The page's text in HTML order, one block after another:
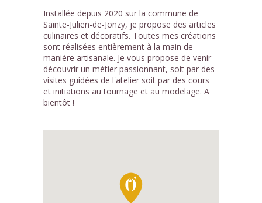
1 /8
Installée depuis 2020 sur la commune de
Sainte-Julien-de-Jonzy, je propose des articles
culinaires et décoratifs. Toutes mes créations
sont réalisées entièrement à la main de
manière artisanale. Je vous propose de venir
découvrir un métier passionnant, soit par des
visites guidées de l'atelier soit par des cours
et initiations au tournage et au modelage. A
bientôt !